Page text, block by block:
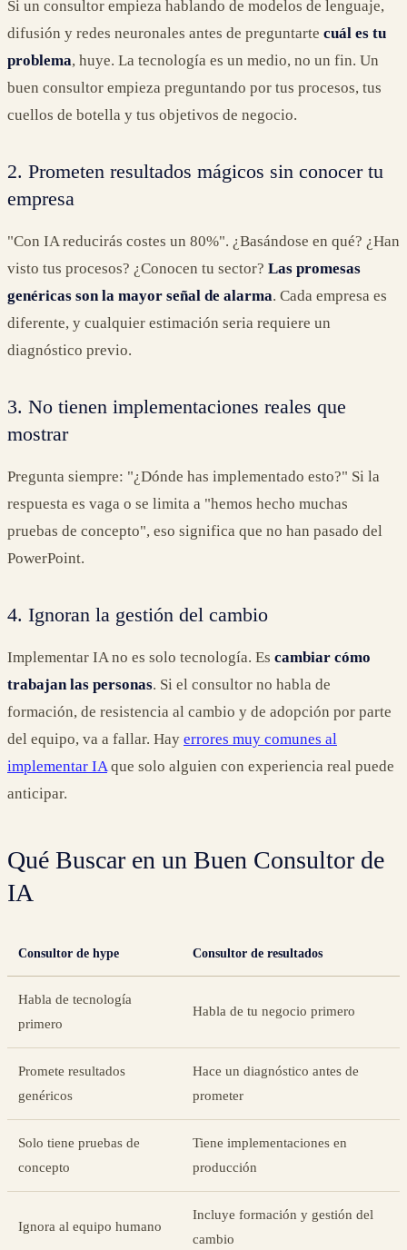
Si un consultor empieza hablando de modelos de lenguaje,
difusión y redes neuronales antes de preguntarte cuál es tu
problema, huye. La tecnología es un medio, no un fin. Un
buen consultor empieza preguntando por tus procesos, tus
cuellos de botella y tus objetivos de negocio.
2. Prometen resultados mágicos sin conocer tu
empresa
"Con IA reducirás costes un 80%". ¿Basándose en qué? ¿Han
visto tus procesos? ¿Conocen tu sector? Las promesas
genéricas son la mayor señal de alarma. Cada empresa es
diferente, y cualquier estimación seria requiere un
diagnóstico previo.
3. No tienen implementaciones reales que
mostrar
Pregunta siempre: "¿Dónde has implementado esto?" Si la
respuesta es vaga o se limita a "hemos hecho muchas
pruebas de concepto", eso significa que no han pasado del
PowerPoint.
4. Ignoran la gestión del cambio
Implementar IA no es solo tecnología. Es cambiar cómo
trabajan las personas. Si el consultor no habla de
formación, de resistencia al cambio y de adopción por parte
del equipo, va a fallar. Hay errores muy comunes al
implementar IAque solo alguien con experiencia real puede
anticipar.
Qué Buscar en un Buen Consultor de
IA
Consultor de hype Consultor de resultados
Habla de tecnología
primero
Habla de tu negocio primero
Promete resultados
genéricos
Hace un diagnóstico antes de
prometer
Solo tiene pruebas de
concepto
Tiene implementaciones en
producción
Ignora al equipo humano
Incluye formación y gestión del
cambio